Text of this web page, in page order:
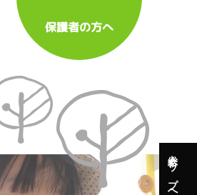
保護者の方へ
総合トップへ